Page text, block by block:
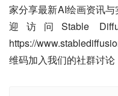
家分享最新AI绘画资讯
迎访问Stable
https://
维码加入我们的社群讨论